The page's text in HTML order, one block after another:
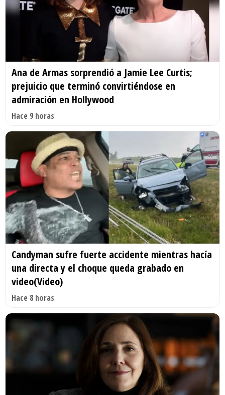
Ana de Armas sorprendió a Jamie Lee Curtis;
prejuicio que terminó convirtiéndose en
admiración en Hollywood
Hace 9 horas
Candyman sufre fuerte accidente mientras hacía
una directa y el choque queda grabado en
video(Video)
Hace 8 horas